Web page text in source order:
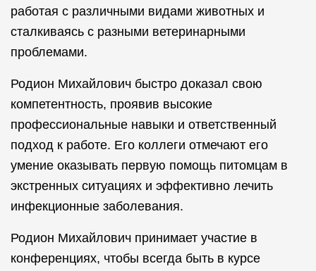
работая с различными видами животных и
сталкиваясь с разными ветеринарными
проблемами.
Родион Михайлович быстро доказал свою
компетентность, проявив высокие
профессиональные навыки и ответственный
подход к работе. Его коллеги отмечают его
умение оказывать первую помощь питомцам в
экстренных ситуациях и эффективно лечить
инфекционные заболевания.
Родион Михайлович принимает участие в
конференциях, чтобы всегда быть в курсе